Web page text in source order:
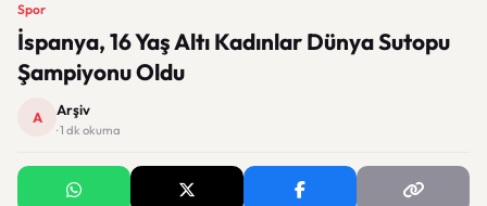
Spor
İspanya, 16 Yaş Altı Kadınlar Dünya Sutopu
Şampiyonu Oldu
A Arşiv
· 1 dk okuma